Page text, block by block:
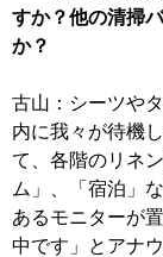
すか？他の清掃
か？
古山：シーツや
内に我々が待機
て、各階のリネ
ム」、「宿泊」
あるモニターが
中です」とアナ